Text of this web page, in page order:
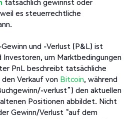
es steuerrechtliche
und -Verlust (P&L) ist
Investoren, um Marktbedingungen
PnL beschreibt tatsächliche
Verkauf von Bitcoin, während
verlust”) den aktuellen
Positionen abbildet. Nicht
Gewinn/Verlust “auf dem